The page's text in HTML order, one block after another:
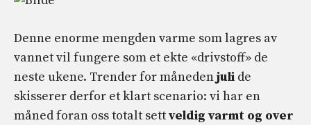
Denne enorme mengden varme som lagres av
vannet vil fungere som et ekte «drivstoff» de
neste ukene. Trender for månedenjuli de
skisserer derfor et klart scenario: vi har en
måned foran oss totalt settveldig varmt og over